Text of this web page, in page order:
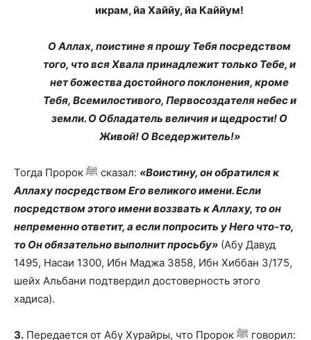
икрам, йа Хаййу, йа Каййум!
О Аллах, поистине я прошу Тебя посредством
того, что вся Хвала принадлежит только Тебе, и
нет божества достойного поклонения, кроме
Тебя, Всемилостивого, Первосоздателя небес и
земли. О Обладатель величия и щедрости! О
Живой! О Вседержитель!»
Тогда Пророк ﷺ сказал: «Воистину, он обратился к
Аллаху посредством Его великого имени. Если
посредством этого имени воззвать к Аллаху, то он
непременно ответит, а если попросить у Него что-то,
то Он обязательно выполнит просьбу» (Абу Давуд
1495, Насаи 1300, Ибн Маджа 3858, Ибн Хиббан 3/175,
шейх Альбани подтвердил достоверность этого
хадиса).
3. Передается от Абу Хурайры, что Пророк ﷺ говорил: